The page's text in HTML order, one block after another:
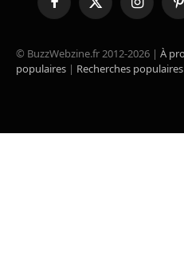
FacebookX
(Twitter)
Instagram
© BuzzWebzine.fr 2012-2026 | À
populaires | Recherches populaires